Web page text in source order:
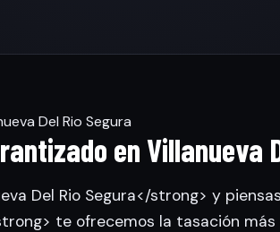
Del Rio Segura
en Villanueva
Del Rio Segura</strong> y
te ofrecemos la tasación